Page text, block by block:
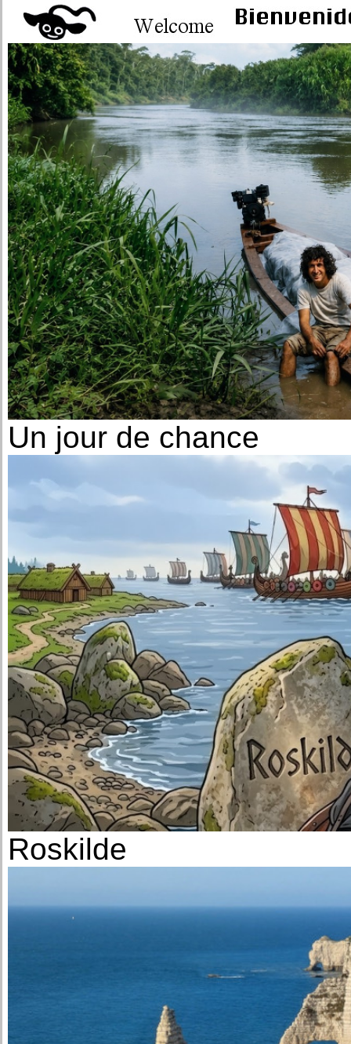
Un jour de chance
Roskilde